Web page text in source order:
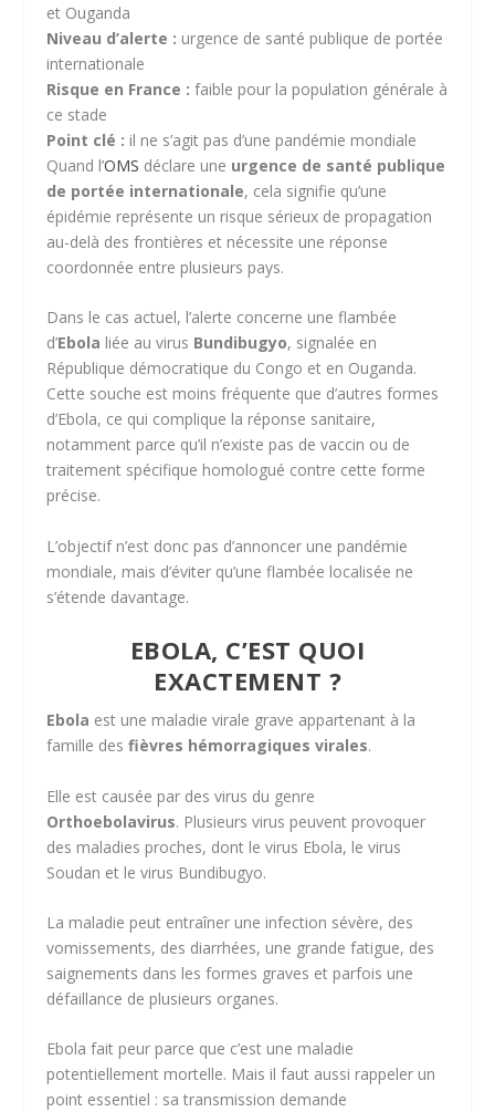
et Ouganda
Niveau d’alerte : urgence de santé publique de portée
internationale
Risque en France : faible pour la population générale à
ce stade
Point clé : il ne s’agit pas d’une pandémie mondiale
Quand l’OMS déclare une urgence de santé publique
de portée internationale, cela signifie qu’une
épidémie représente un risque sérieux de propagation
au-delà des frontières et nécessite une réponse
coordonnée entre plusieurs pays.
Dans le cas actuel, l’alerte concerne une flambée
d’Ebola liée au virus Bundibugyo, signalée en
République démocratique du Congo et en Ouganda.
Cette souche est moins fréquente que d’autres formes
d’Ebola, ce qui complique la réponse sanitaire,
notamment parce qu’il n’existe pas de vaccin ou de
traitement spécifique homologué contre cette forme
précise.
L’objectif n’est donc pas d’annoncer une pandémie
mondiale, mais d’éviter qu’une flambée localisée ne
s’étende davantage.
EBOLA, C’EST QUOI
EXACTEMENT ?
Ebola est une maladie virale grave appartenant à la
famille desfièvres hémorragiques virales.
Elle est causée par des virus du genre
Orthoebolavirus. Plusieurs virus peuvent provoquer
des maladies proches, dont le virus Ebola, le virus
Soudan et le virus Bundibugyo.
La maladie peut entraîner une infection sévère, des
vomissements, des diarrhées, une grande fatigue, des
saignements dans les formes graves et parfois une
défaillance de plusieurs organes.
Ebola fait peur parce que c’est une maladie
potentiellement mortelle. Mais il faut aussi rappeler un
point essentiel : sa transmission demande